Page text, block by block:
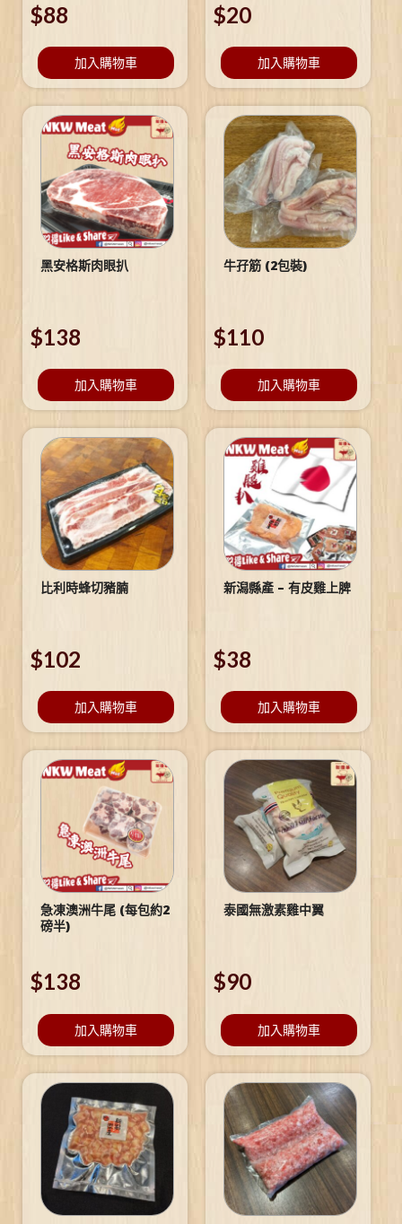
$88
加入購物車
$20
加入購物車
黑安格斯肉眼扒
$138
加入購物車
牛孖筋 (2包裝)
$110
加入購物車
比利時蜂切豬腩
$102
加入購物車
新潟縣產 – 有皮雞上脾
$38
加入購物車
急凍澳洲牛尾 (每包約2
磅半)
$138
加入購物車
泰國無激素雞中翼
$90
加入購物車